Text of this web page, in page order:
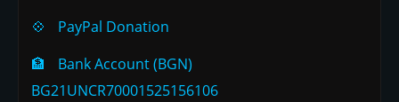
💠
PayPal Donation
🏦
Bank Account (BGN)
BG21UNCR70001525156106